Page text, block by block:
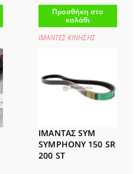
Προσθήκη στο
καλάθι
ΙΜΑΝΤΕΣ ΚΙΝΗΣΗΣ
ΙΜΑΝΤΑΣ SYM
SYMPHONY 150 SR
200 ST